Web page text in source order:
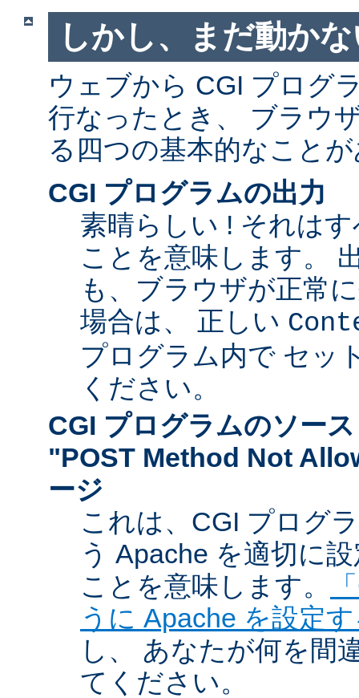
しかし、まだ動か
ウェブから CGI プログ
行なったとき、 ブラウ
る四つの基本的なこと
CGI プログラムの出力
素晴らしい ! それは
ことを意味します。
も、ブラウザが正常
場合は、 正しい
プログラム内で セッ
ください。
CGI プログラムのソー
"POST Method Not
ージ
これは、CGI プログ
う Apache を適切に
ことを意味します。
うに Apache を設定
し、 あなたが何を間
てください。